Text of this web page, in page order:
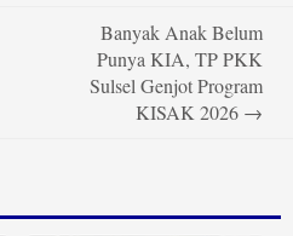
Banyak Anak Belum
Punya KIA, TP PKK
Sulsel Genjot Program
KISAK 2026 →